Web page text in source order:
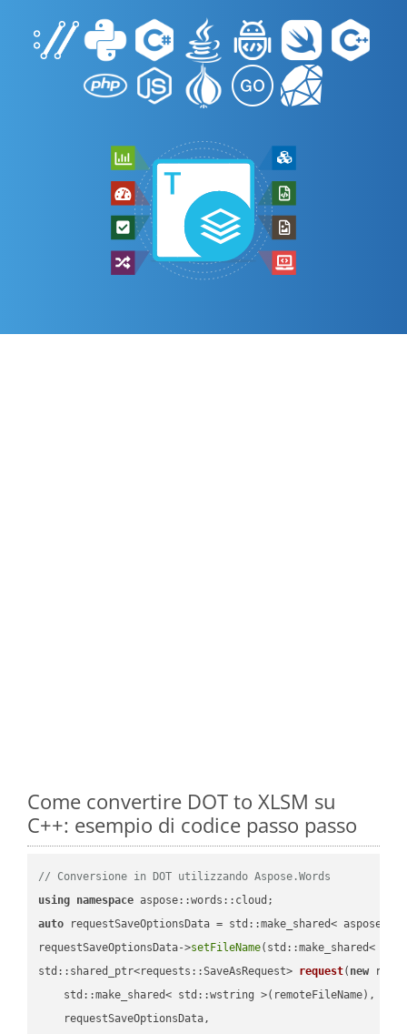
Come convertire DOT to XLSM su
C++: esempio di codice passo passo
// Conversione in DOT utilizzando Aspose.Words
using namespace
auto requestSaveOptionsData = std::make_shared<
requestSaveOptionsData->setFileName(std::make_shared<
std::shared_ptr<requests::SaveAsRequest> request( new
    std::make_shared< std::wstring >(remoteFileName),
    requestSaveOptionsData,